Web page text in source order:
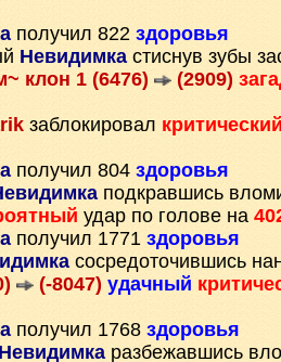
получил 822 здоровья
Невидимкастиснув зубы
клон 1 (6476)
(2909)
заблокировал
получил 804 здоровья
подкравшись
удар по голове на
получил 1771 здоровья
сосредоточившись
(-8047) удачный
получил 1768 здоровья
Невидимкаразбежавшись